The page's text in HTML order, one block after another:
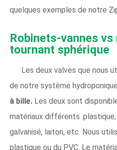
quelques exemples de notre
Robinets-vannes
tournant sphérique
Les deux valves que nous
de notre système
à bille. Les deux sont
matériaux différents :plastique,
galvanisé, laiton, etc. Nous
plastique ou du PVC. Le